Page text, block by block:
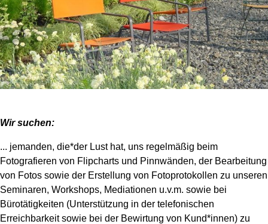
Wir suchen:
... jemanden, die*der Lust hat, uns regelmäßig beim
Fotografieren von Flipcharts und Pinnwänden, der Bearbeitung
von Fotos sowie der Erstellung von Fotoprotokollen zu unseren
Seminaren, Workshops, Mediationen u.v.m. sowie bei
Bürotätigkeiten (Unterstützung in der telefonischen
Erreichbarkeit sowie bei der Bewirtung von Kund*innen) zu